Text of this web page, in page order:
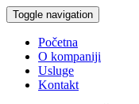
Toggle navigation
Početna
O kompaniji
Usluge
Kontakt